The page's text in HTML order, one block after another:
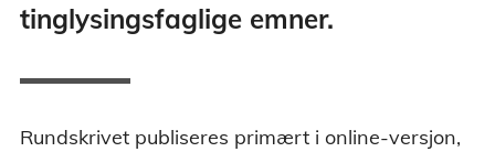
tinglysingsfaglige emner.
Rundskrivet publiseres primært i online-versjon,